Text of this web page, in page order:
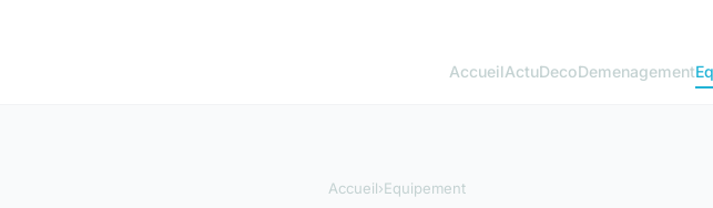
AccueilActuDecoDemenagement
Accueil›Equipement